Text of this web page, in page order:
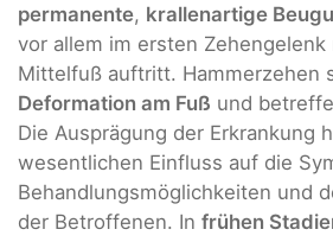
permanente, krallenartige
vor allem im ersten Zehengelenk
Mittelfuß auftritt. Hammerzehen
Deformation am Fuß und
Die Ausprägung der Erkrankung
wesentlichen Einfluss auf die
Behandlungsmöglichkeiten und
der Betroffenen. In frühen